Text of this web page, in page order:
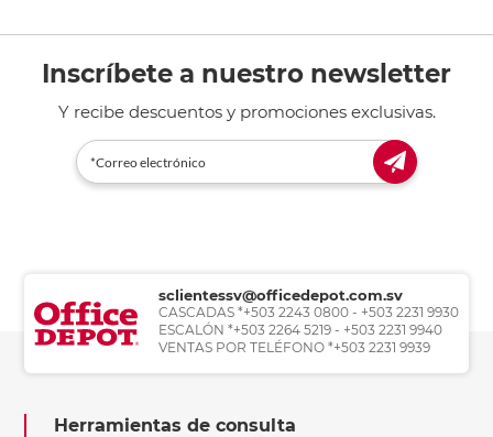
Inscríbete a nuestro newsletter
Y recibe descuentos y promociones exclusivas.
sclientessv@officedepot.com.sv
CASCADAS *+503 2243 0800 - +503 2231 9930
ESCALÓN *+503 2264 5219 - +503 2231 9940
VENTAS POR TELÉFONO *+503 2231 9939
Herramientas de consulta